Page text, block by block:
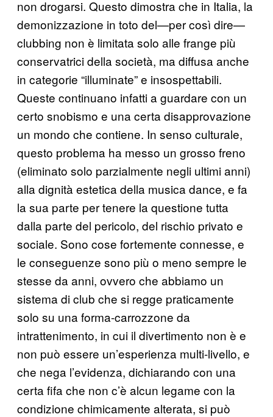
non drogarsi. Questo dimostra che in Italia, la
demonizzazione in toto del—per così dire—
clubbing non è limitata solo alle frange più
conservatrici della società, ma diffusa anche
in categorie “illuminate” e insospettabili.
Queste continuano infatti a guardare con un
certo snobismo e una certa disapprovazione
un mondo che contiene. In senso culturale,
questo problema ha messo un grosso freno
(eliminato solo parzialmente negli ultimi anni)
alla dignità estetica della musica dance, e fa
la sua parte per tenere la questione tutta
dalla parte del pericolo, del rischio privato e
sociale. Sono cose fortemente connesse, e
le conseguenze sono più o meno sempre le
stesse da anni, ovvero che abbiamo un
sistema di club che si regge praticamente
solo su una forma-carrozzone da
intrattenimento, in cui il divertimento non è e
non può essere un’esperienza multi-livello, e
che nega l’evidenza, dichiarando con una
certa fifa che non c’è alcun legame con la
condizione chimicamente alterata, si può